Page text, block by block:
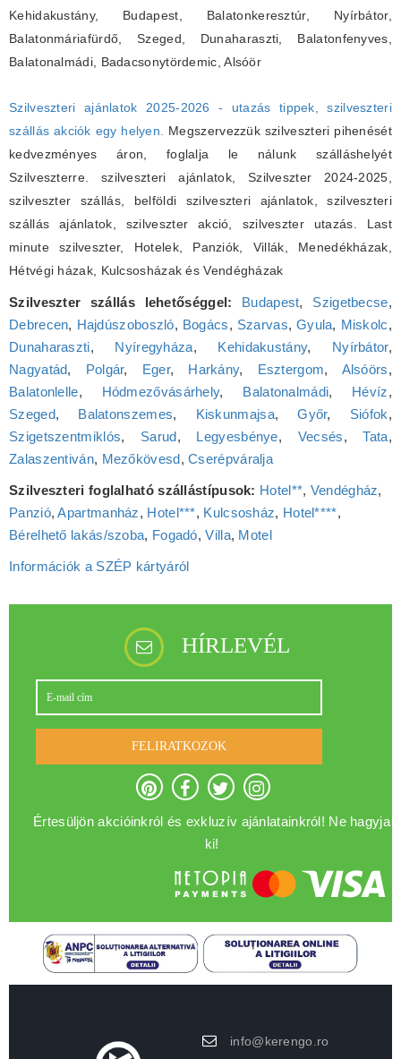
Kehidakustány, Budapest, Balatonkeresztúr, Nyírbátor,
Balatonmáriafürdő, Szeged, Dunaharaszti, Balatonfenyves,
Balatonalmádi, Badacsonytördemic, Alsóör
Szilveszteri ajánlatok 2025-2026 - utazás tippek, szilveszteri
szállás akciók egy helyen.
Megszervezzük szilveszteri pihenését
kedvezményes áron, foglalja le nálunk szálláshelyét
Szilveszterre. szilveszteri ajánlatok, Szilveszter 2024-2025,
szilveszter szállás, belföldi szilveszteri ajánlatok, szilveszteri
szállás ajánlatok, szilveszter akció, szilveszter utazás. Last
minute szilveszter, Hotelek, Panziók, Villák, Menedékházak,
Hétvégi házak, Kulcsosházak és Vendégházak
Szilveszter szállás lehetőséggel: Budapest, Szigetbecse,
Debrecen, Hajdúszoboszló, Bogács, Szarvas, Gyula, Miskolc,
Dunaharaszti, Nyíregyháza, Kehidakustány, Nyírbátor,
Nagyatád, Polgár, Eger, Harkány, Esztergom, Alsóörs,
Balatonlelle, Hódmezővásárhely, Balatonalmádi, Hévíz,
Szeged, Balatonszemes, Kiskunmajsa,Győr, Siófok,
Szigetszentmiklós, Sarud, Legyesbénye, Vecsés,Tata,
Zalaszentiván, Mezőkövesd,Cserépváralja
Szilveszteri foglalható szállástípusok: Hotel**, Vendégház,
Panzió,Apartmanház, Hotel***, Kulcsosház, Hotel****,
Bérelhető lakás/szoba, Fogadó,Villa, Motel
Információk a SZÉP kártyáról
HÍRLEVÉL
FELIRATKOZOK
Értesüljön akcióinkról és exkluzív ajánlatainkról! Ne hagyja
ki!
info@kerengo.ro